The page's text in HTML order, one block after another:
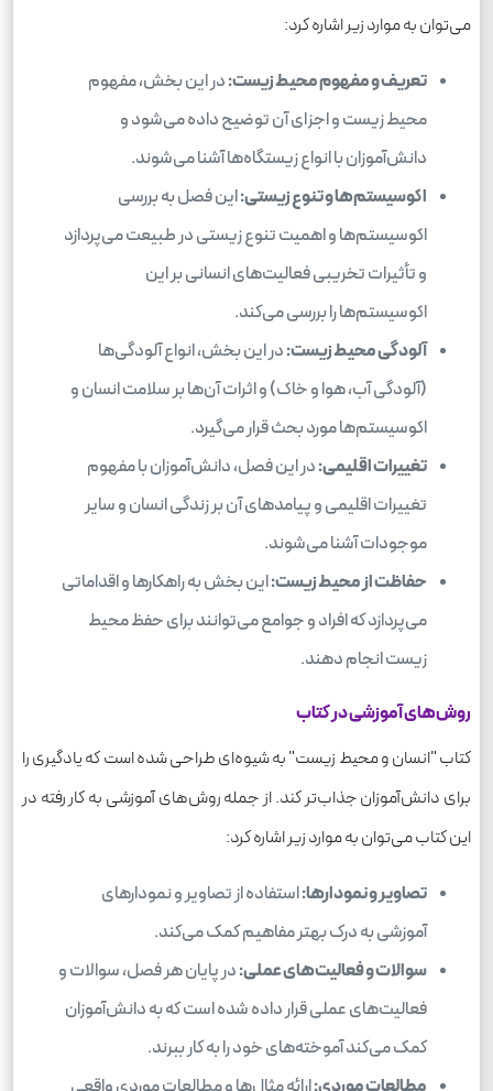
می‌توان به موارد زیر اشاره کرد:
تعریف و مفهوم محیط زیست:در این بخش، مفهوم
محیط زیست و اجزای آن توضیح داده می‌شود و
دانش‌آموزان با انواع زیستگاه‌ها آشنا می‌شوند.
اکوسیستم‌ها و تنوع زیستی:این فصل به بررسی
اکوسیستم‌ها و اهمیت تنوع زیستی در طبیعت می‌پردازد
و تأثیرات تخریبی فعالیت‌های انسانی بر این
اکوسیستم‌ها را بررسی می‌کند.
آلودگی محیط زیست:در این بخش، انواع آلودگی‌ها
(آلودگی آب، هوا و خاک) و اثرات آن‌ها بر سلامت انسان و
اکوسیستم‌ها مورد بحث قرار می‌گیرد.
تغییرات اقلیمی:در این فصل، دانش‌آموزان با مفهوم
تغییرات اقلیمی و پیامدهای آن بر زندگی انسان و سایر
موجودات آشنا می‌شوند.
حفاظت از محیط زیست:این بخش به راهکارها و اقداماتی
می‌پردازد که افراد و جوامع می‌توانند برای حفظ محیط
زیست انجام دهند.
روش‌های آموزشی در کتاب
کتاب "انسان و محیط زیست" به شیوه‌ای طراحی شده است که یادگیری را
برای دانش‌آموزان جذاب‌تر کند. از جمله روش‌های آموزشی به کار رفته در
این کتاب می‌توان به موارد زیر اشاره کرد:
تصاویر و نمودارها:استفاده از تصاویر و نمودارهای
آموزشی به درک بهتر مفاهیم کمک می‌کند.
سوالات و فعالیت‌های عملی:در پایان هر فصل، سوالات و
فعالیت‌های عملی قرار داده شده است که به دانش‌آموزان
کمک می‌کند آموخته‌های خود را به کار ببرند.